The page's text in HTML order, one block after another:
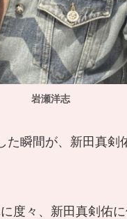
岩瀬洋志
た瞬間が、新田真剣
度々、新田真剣佑